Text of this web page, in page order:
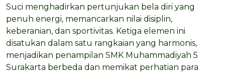
Suci menghadirkan pertunjukan bela diri yang
penuh energi, memancarkan nilai disiplin,
keberanian, dan sportivitas. Ketiga elemen ini
disatukan dalam satu rangkaian yang harmonis,
menjadikan penampilan SMK Muhammadiyah 5
Surakarta berbeda dan memikat perhatian para